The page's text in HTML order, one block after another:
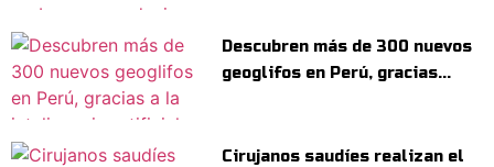
Descubren más de 300 nuevos
geoglifos en Perú, gracias...
Cirujanos saudíes realizan el